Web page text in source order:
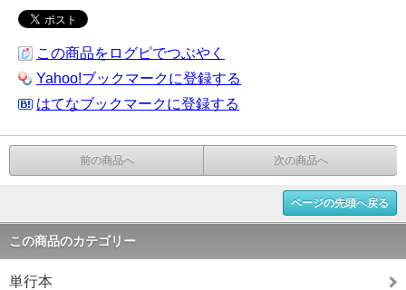
この商品をログピでつぶやく
Yahoo!ブックマークに登録する
はてなブックマークに登録する
前の商品へ 次の商品へ
ページの先頭へ戻る
この商品のカテゴリー
単行本